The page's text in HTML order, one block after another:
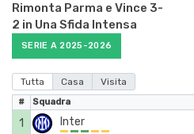
Rimonta Parma e Vince 3-
2 in Una Sfida Intensa
SERIE A 2025-2026
Tutta Casa Visita
# Squadra
1 Inter